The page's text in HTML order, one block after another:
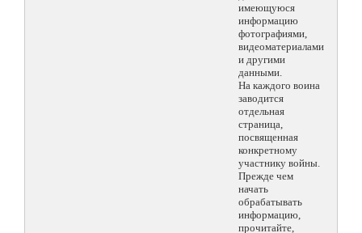
имеющуюся
информацию
фотографиями,
видеоматериалами
и другими
данными.
На каждого воина
заводится
отдельная
страница,
посвященная
конкретному
участнику войны.
Прежде чем
начать
обрабатывать
информацию,
прочитайте,